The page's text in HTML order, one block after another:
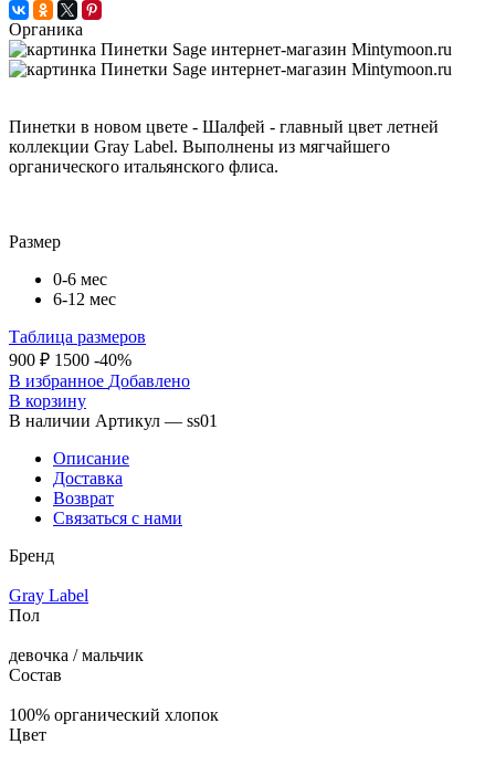
Органика
Пинетки в новом цвете - Шалфей - главный цвет летней
коллекции Gray Label. Выполнены из мягчайшего
органического итальянского флиса.
Размер
0-6 мес
6-12 мес
Таблица размеров
900 ₽ 1500 -40%
В избранное Добавлено
В корзину
В наличии Артикул — ss01
Описание
Доставка
Возврат
Связаться с нами
Бренд
Gray Label
Пол
девочка / мальчик
Состав
100% органический хлопок
Цвет